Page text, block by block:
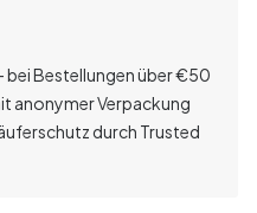
bei Bestellungen über€50
anonymer Verpackung
durch Trusted